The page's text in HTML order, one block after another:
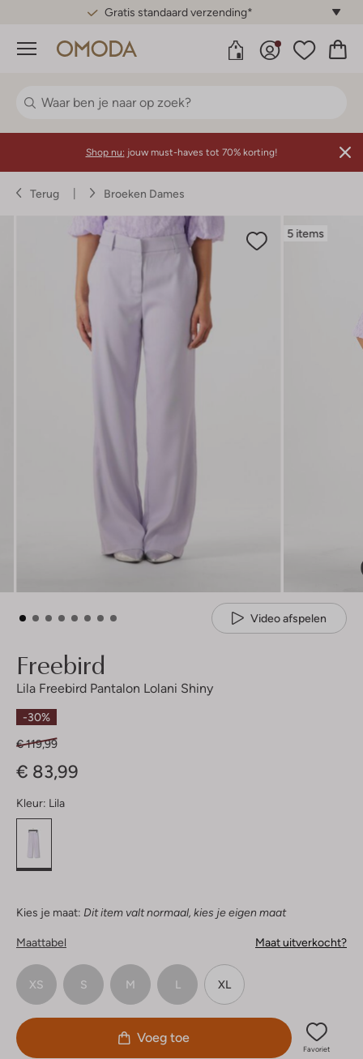
Gratis standaard verzending*
Menu
Shop nu: jouw must-haves tot 70% korting!
Terug Broeken Dames
5 items
Video afspelen
Freebird
Lila Freebird Pantalon Lolani Shiny
-30%
€ 119,99
€ 83,99
Kleur: Lila
Kies je maat: Dit item valt normaal, kies je eigen maat
Maattabel Maat uitverkocht?
XS S M L XL
Voeg toe
Favoriet